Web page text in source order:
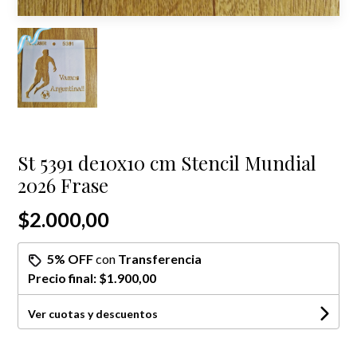
St 5391 de10x10 cm Stencil Mundial
2026 Frase
$2.000,00
5% OFFcon Transferencia
Precio final: $1.900,00
Ver cuotas y descuentos